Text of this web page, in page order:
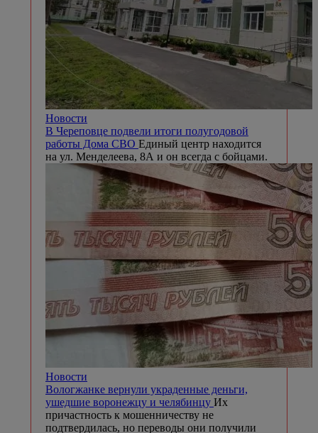
Новости
В Череповце подвели итоги полугодовой
работы Дома СВО Единый центр находится
на ул. Менделеева, 8А и он всегда с бойцами.
Новости
Вологжанке вернули украденные деньги,
ушедшие воронежцу и челябинцу Их
причастность к мошенничеству не
подтвердилась, но переводы они получили